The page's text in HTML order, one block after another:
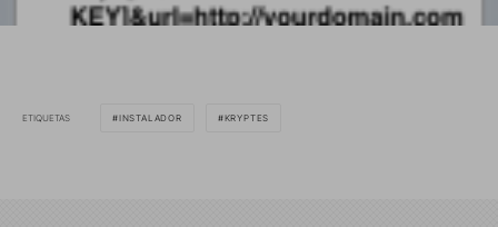
ETIQUETAS INSTALADOR KRYPTES